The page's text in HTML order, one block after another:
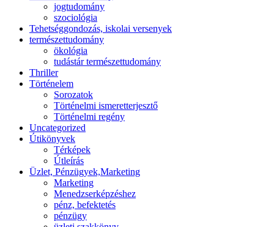
jogtudomány
szociológia
Tehetséggondozás, iskolai versenyek
természettudomány
ökológia
tudástár természettudomány
Thriller
Történelem
Sorozatok
Történelmi ismeretterjesztő
Történelmi regény
Uncategorized
Útikönyvek
Térképek
Útleírás
Üzlet, Pénzügyek,Marketing
Marketing
Menedzserképzéshez
pénz, befektetés
pénzügy